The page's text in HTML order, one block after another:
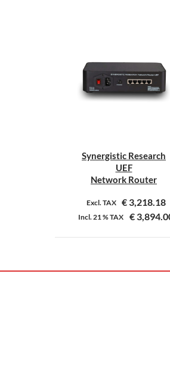
Synergistic Research
UEF
Network Router
Excl. TAX €3,218.18
Incl.21 %TAX €
Dit
heeft